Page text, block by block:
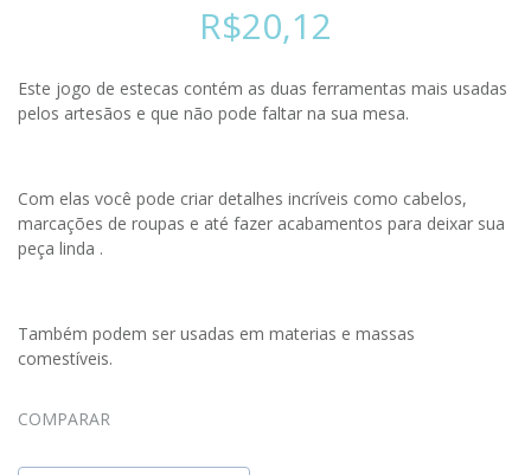
R$20,12
Este jogo de estecas contém as duas ferramentas mais usadas
pelos artesãos e que não pode faltar na sua mesa.
Com elas você pode criar detalhes incríveis como cabelos,
marcações de roupas e até fazer acabamentos para deixar sua
peça linda .
Também podem ser usadas em materias e massas
comestíveis.
COMPARAR